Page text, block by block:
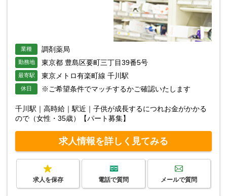
業種 調剤薬局
勤務地 東京都 豊島区要町三丁目39番5号
最寄駅 東京メトロ有楽町線 千川駅
休日 ※ご希望条件でマッチするかご確認いたします
千川駅｜高時給｜駅近｜子供が成長するにつれお金がかかる
ので（女性・35歳）【パート募集】
求人情報を詳しく見てみる
求人を保存 電話で質問 メールで質問